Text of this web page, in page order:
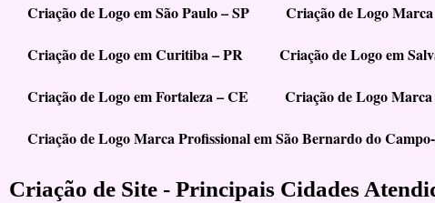
Criação de Logo em São Paulo – SP Criação de Logo
Criação de Logo em Curitiba – PR
Criação de Logo em
Criação de Logo em Fortaleza – CE
Criação de Logo
Criação de Logo Marca Profissional em São Bernardo do
Criação de Site - Principais Cidades